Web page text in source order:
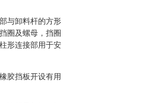
与卸料杆的方形
圈及螺母，挡圈
形连接部用于安
胶挡板开设有用